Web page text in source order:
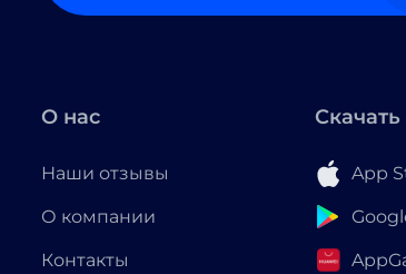
О нас
Наши отзывы
О компании
Контакты
Скачать
App